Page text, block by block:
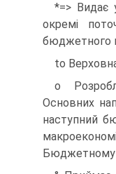
*=> Видає
окремі
бюджетного
to
о
Основних
наступний
Бюджетному